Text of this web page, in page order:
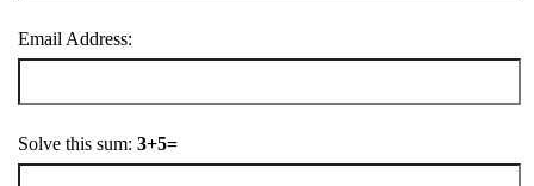
Email Address:
Solve this sum: 3+5=